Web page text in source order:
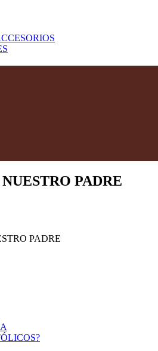
PADRE
PADRE